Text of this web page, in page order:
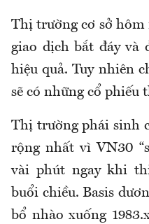
Thị trường cơ sở hôm
giao dịch bắt đáy và
hiệu quả. Tuy nhiên
sẽ có những cổ phiếu
Thị trường phái sinh
rộng nhất vì VN30
vài phút ngay khi
buổi chiều. Basis
bổ nhào xuống